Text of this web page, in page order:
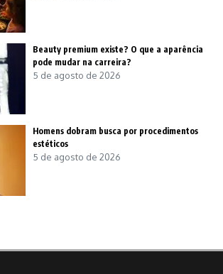
Beauty premium existe? O que a aparência
pode mudar na carreira?
5 de agosto de 2026
Homens dobram busca por procedimentos
estéticos
5 de agosto de 2026